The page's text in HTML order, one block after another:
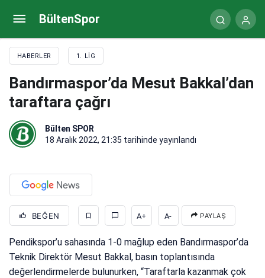
BültenSpor
HABERLER 1. LIG
Bandırmaspor’da Mesut Bakkal’dan
taraftara çağrı
Bülten SPOR
18 Aralık 2022, 21:35 tarihinde yayınlandı
BEĞEN A+ A- PAYLAŞ
Pendikspor’u sahasında 1-0 mağlup eden Bandırmaspor’da
Teknik Direktör Mesut Bakkal, basın toplantısında
değerlendirmelerde bulunurken, “Taraftarla kazanmak çok
Osman Özköylü: Maçı kontrol eden biz olmalıydık